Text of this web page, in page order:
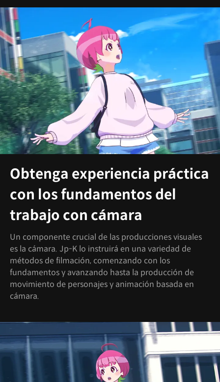
Obtenga experiencia práctica
con los fundamentos del
trabajo con cámara
Un componente crucial de las producciones visuales
es la cámara. Jp-K lo instruirá en una variedad de
métodos de filmación, comenzando con los
fundamentos y avanzando hasta la producción de
movimiento de personajes y animación basada en
cámara.